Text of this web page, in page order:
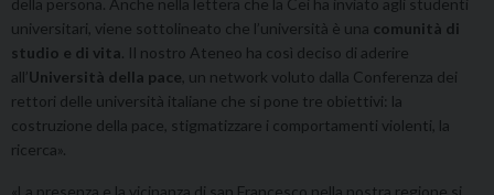
universitari, viene sottolineato che l’università è una comunità di
studio e di vita . Il nostro Ateneo ha così deciso di aderire
all’Università della pace , un network voluto dalla Conferenza dei
rettori delle università italiane che si pone tre obiettivi: la
costruzione della pace, stigmatizzare i comportamenti violenti, la
ricerca».
«La presenza e la vicinanza di san Francesco nella nostra regione si